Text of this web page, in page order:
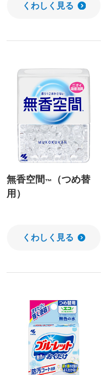
くわしく見る
無香空間™
（つめ替
用）
くわしく見る